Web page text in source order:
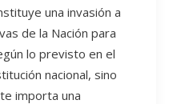
una invasión a
de la Nación para
lo previsto en el
nacional, sino
importa una